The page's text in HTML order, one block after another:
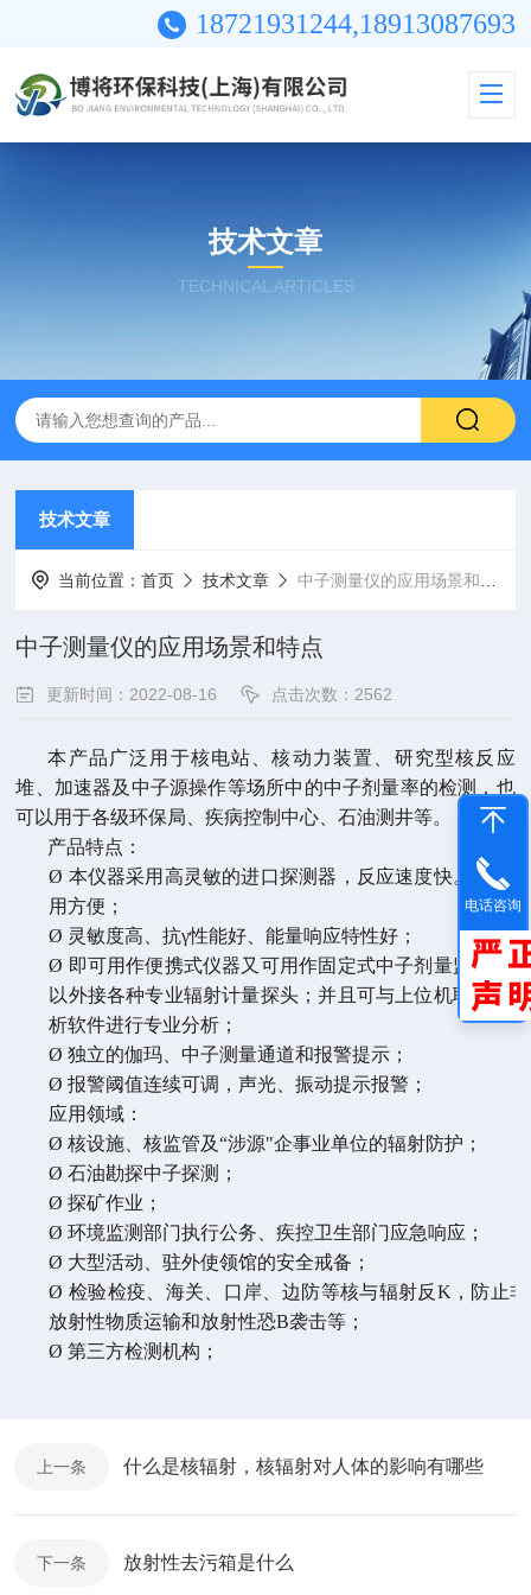
18721931244,18913087693
技术文章
TECHNICAL ARTICLES
技术文章
当前位置：首页 技术文章 中子测量仪的应用场景和特点
中子测量仪的应用场景和特点
更新时间：2022-08-16 点击次数：2562
本产品广泛用于核电站、核动力装置、研究型核反应
堆、加速器及中子源操作等场所中的中子剂量率的检测，也
可以用于各级环保局、疾病控制中心、石油测井等。
产品特点：
Ø 本仪器采用高灵敏的进口探测器，反应速度快。该仪
用方便；
Ø 灵敏度高、抗γ性能好、能量响应特性好；
Ø 即可用作便携式仪器又可用作固定式中子剂量监测仪
以外接各种专业辐射计量探头；并且可与上位机联机配
析软件进行专业分析；
Ø 独立的伽玛、中子测量通道和报警提示；
Ø 报警阈值连续可调，声光、振动提示报警；
应用领域：
Ø 核设施、核监管及“涉源"企事业单位的辐射防护；
Ø 石油勘探中子探测；
Ø 探矿作业；
Ø 环境监测部门执行公务、疾控卫生部门应急响应；
Ø 大型活动、驻外使领馆的安全戒备；
Ø 检验检疫、海关、口岸、边防等核与辐射反K，防止
放射性物质运输和放射性恐B袭击等；
Ø 第三方检测机构；
上一条 什么是核辐射，核辐射对人体的影响有哪些
下一条 放射性去污箱是什么
电话咨询